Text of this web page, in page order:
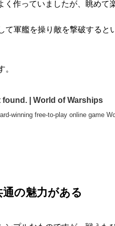
作っていましたが、眺めて
軍艦を操り敵を撃破すると
。
| World of Warships
winning free-to-play online game
の魅力がある